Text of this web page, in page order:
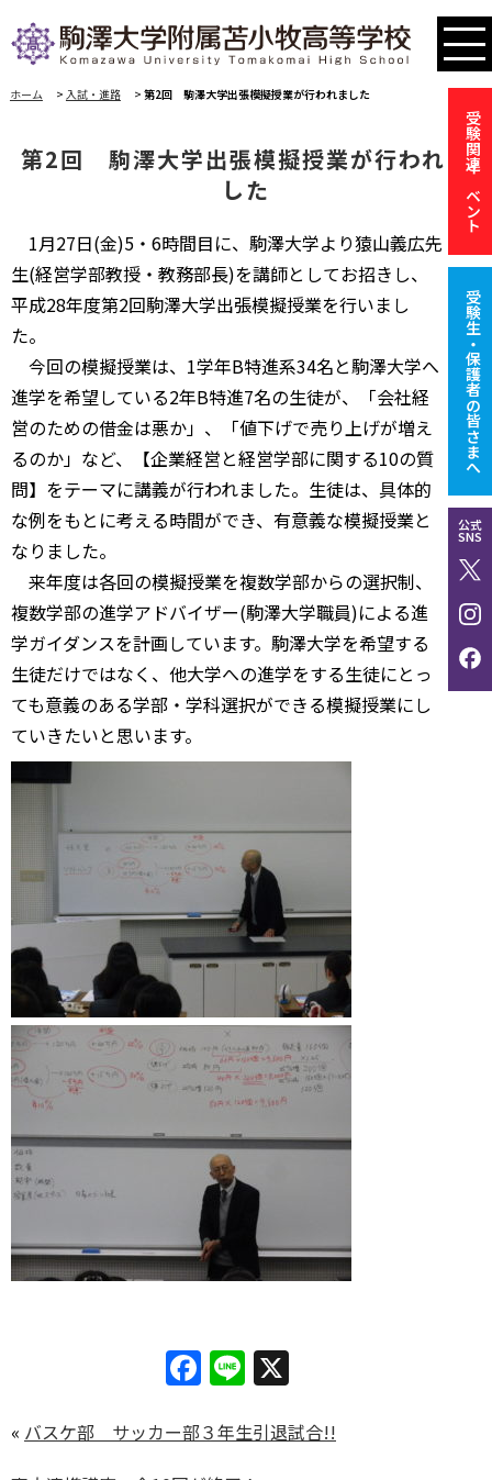
受験関連イベント
受験生・保護者の皆さまへ
公式
SNS
ホーム > 入試・進路 > 第2回 駒澤大学出張模擬授業が行われました
第2回 駒澤大学出張模擬授業が行われま
した
1月27日(金)5・6時間目に、駒澤大学より猿山義広先
生(経営学部教授・教務部長)を講師としてお招きし、
平成28年度第2回駒澤大学出張模擬授業を行いまし
た。
今回の模擬授業は、1学年B特進系34名と駒澤大学へ
進学を希望している2年B特進7名の生徒が、「会社経
営のための借金は悪か」、「値下げで売り上げが増え
るのか」など、【企業経営と経営学部に関する10の質
問】をテーマに講義が行われました。生徒は、具体的
な例をもとに考える時間ができ、有意義な模擬授業と
なりました。
来年度は各回の模擬授業を複数学部からの選択制、
複数学部の進学アドバイザー(駒澤大学職員)による進
学ガイダンスを計画しています。駒澤大学を希望する
生徒だけではなく、他大学への進学をする生徒にとっ
ても意義のある学部・学科選択ができる模擬授業にし
ていきたいと思います。
Facebook
Line
« バスケ部 サッカー部３年生引退試合!!